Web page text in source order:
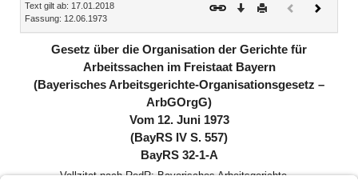
Text gilt ab: 17.01.2018
Fassung: 12.06.1973
Download
DruckenVorheriges
(inaktiv)
Gesetz über die Organisation der Gerichte für
Arbeitssachen im Freistaat Bayern
(Bayerisches Arbeitsgerichte-Organisationsgesetz –
ArbGOrgG)
Vom 12. Juni 1973
(BayRS IV S. 557)
BayRS 32-1-A
Vollzitat nach RedR: Bayerisches Arbeitsgerichte-